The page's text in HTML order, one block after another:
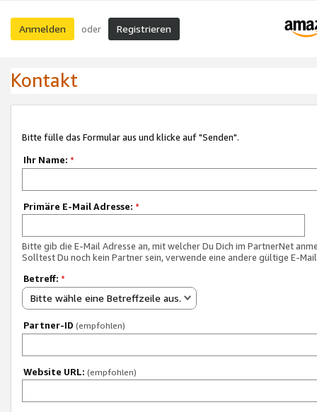
Anmelden oder Registrieren
Kontakt
Bitte fülle das Formular aus und klicke auf "Senden".
Ihr Name: *
Primäre E-Mail Adresse: *
Bitte gib die E-Mail Adresse an, mit welcher Du Dich im PartnerNet
Solltest Du noch kein Partner sein, verwende eine andere gültige E-
Betreff: *
Bitte wähle eine Betreffzeile aus.
Partner-ID (empfohlen)
Website URL: (empfohlen)